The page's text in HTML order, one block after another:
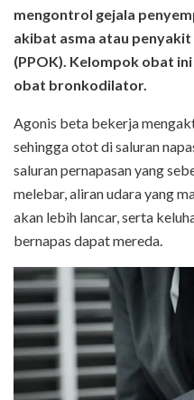
mengontrol gejala
akibat asma atau
(PPOK). Kelompok obat
obat bronkodilator.
Agonis beta bekerja
sehingga otot di saluran
saluran pernapasan yang
melebar, aliran udara yang
akan lebih lancar, serta
bernapas dapat mereda.